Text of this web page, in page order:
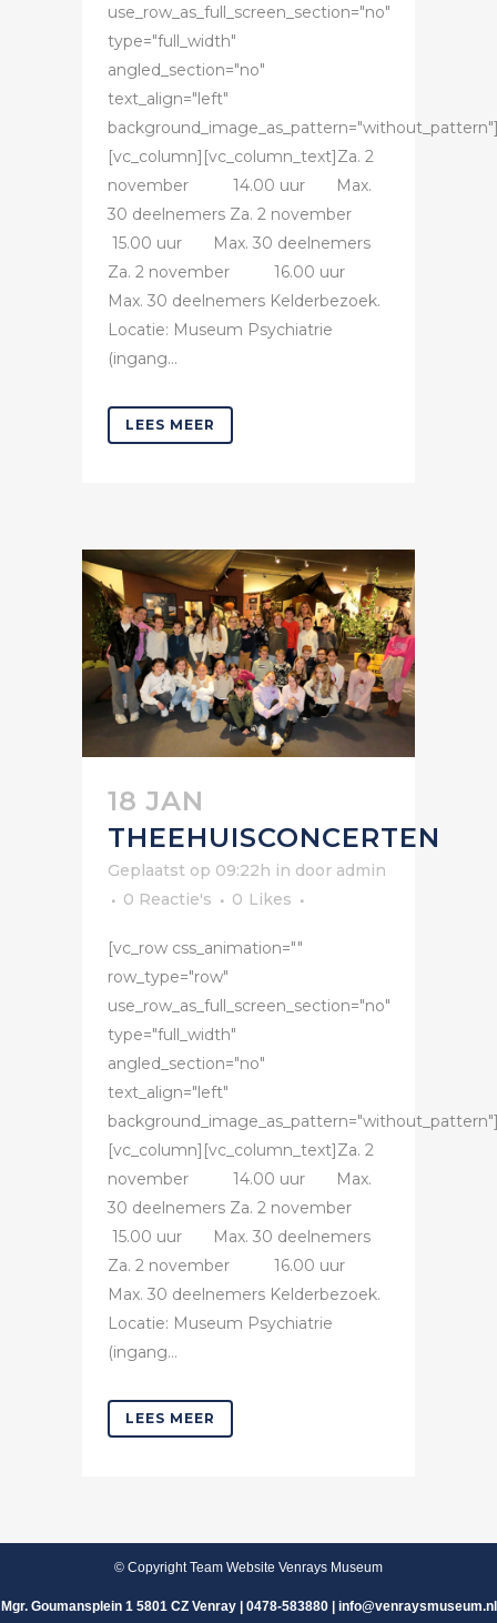
use_row_as_full_screen_section="no"
type="full_width"
angled_section="no"
text_align="left"
[vc_column][vc_column_text]Za. 2
november 14.00 uur Max.
30 deelnemers Za. 2 november
15.00 uur Max. 30 deelnemers
Za. 2 november 16.00 uur
Max. 30 deelnemers Kelderbezoek.
Locatie: Museum Psychiatrie
(ingang...
LEES MEER
18 JAN
THEEHUISCONCERTEN
Geplaatst op 09:22h in door admin
0 Reactie's
0 Likes
[vc_row css_animation=""
row_type="row"
use_row_as_full_screen_section="no"
type="full_width"
angled_section="no"
text_align="left"
[vc_column][vc_column_text]Za. 2
november 14.00 uur Max.
30 deelnemers Za. 2 november
15.00 uur Max. 30 deelnemers
Za. 2 november 16.00 uur
Max. 30 deelnemers Kelderbezoek.
Locatie: Museum Psychiatrie
(ingang...
LEES MEER
© Copyright Team Website Venrays Museum
Mgr. Goumansplein 1 5801 CZ Venray | 0478-583880 | info@venraysmuseum.nl